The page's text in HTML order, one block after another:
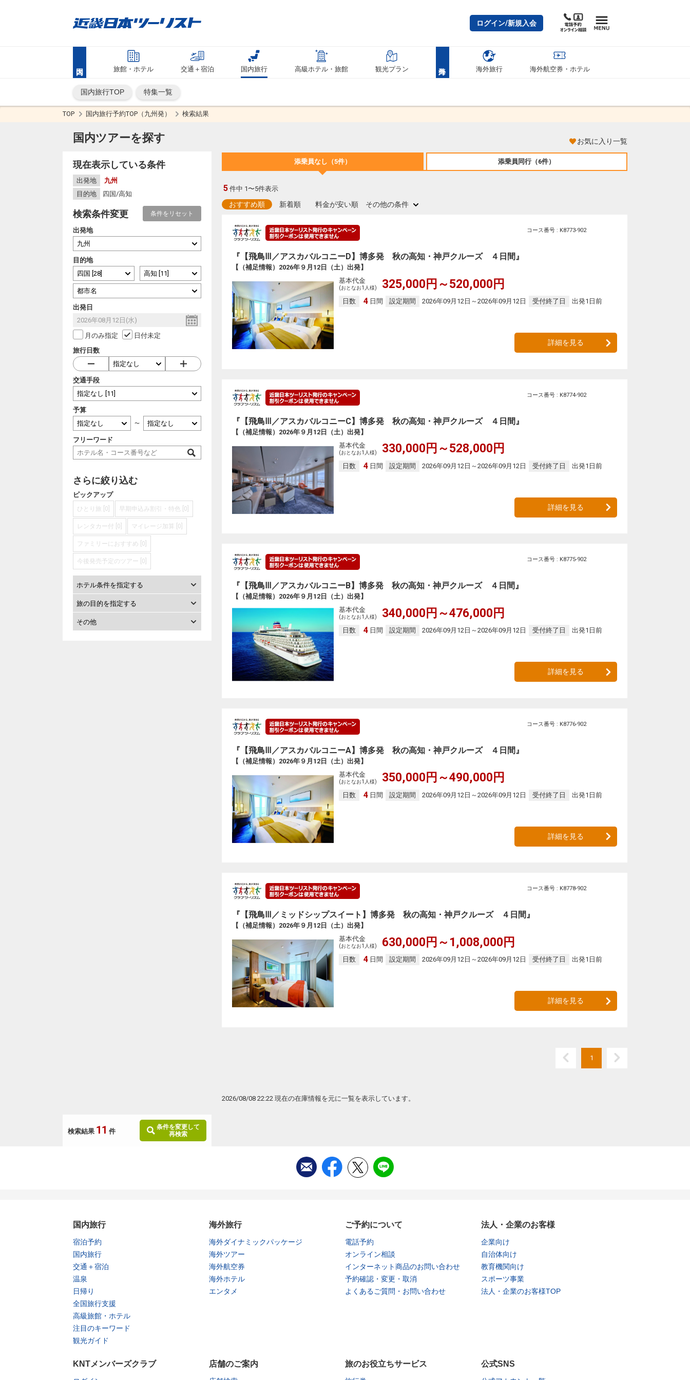
ログイン/新規入会
旅館・ホテル 交通＋宿泊 国内旅行 高級ホテル・旅館 観光プラン 海外旅行 海外航空券・ホテル
国内旅行TOP 特集一覧
TOP 国内旅行予約TOP（九州発） 検索結果
国内ツアーを探す
現在表示している条件
出発地
九州
目的地
四国/高知
検索条件変更 条件をリセット
出発地
目的地
出発日
月のみ指定
日付未定
旅行日数
交通手段
予算
〜
フリーワード
さらに絞り込む
ピックアップ
ひとり旅 [0] 早期申込み割引・特色 [0]
レンタカー付 [0] マイレージ加算 [0]
ファミリーにおすすめ [0]
今後発売予定のツアー [0]
ホテル条件を指定する
旅の目的を指定する
その他
検索結果 11 件
条件を変更して
再検索
お気に入り一覧
添乗員なし （5件） 添乗員同行 （6件）
5 件中 1〜5件表示
おすすめ順 新着順 料金が安い順
コース番号 : K8773-902
『【飛鳥Ⅲ／アスカバルコニーD】博多発 秋の高知・神戸クルーズ ４日間』
【（補足情報）2026年９月12日（土）出発】
基本代金
(おとなお1人様) 325,000円～520,000円
日数 4 日間 設定期間 2026年09月12日～2026年09月12日 受付終了日 出発1日前
詳細を見る
コース番号 : K8774-902
『【飛鳥Ⅲ／アスカバルコニーC】博多発 秋の高知・神戸クルーズ ４日間』
【（補足情報）2026年９月12日（土）出発】
基本代金
(おとなお1人様) 330,000円～528,000円
日数 4 日間 設定期間 2026年09月12日～2026年09月12日 受付終了日 出発1日前
詳細を見る
コース番号 : K8775-902
『【飛鳥Ⅲ／アスカバルコニーB】博多発 秋の高知・神戸クルーズ ４日間』
【（補足情報）2026年９月12日（土）出発】
基本代金
(おとなお1人様) 340,000円～476,000円
日数 4 日間 設定期間 2026年09月12日～2026年09月12日 受付終了日 出発1日前
詳細を見る
コース番号 : K8776-902
『【飛鳥Ⅲ／アスカバルコニーA】博多発 秋の高知・神戸クルーズ ４日間』
【（補足情報）2026年９月12日（土）出発】
基本代金
(おとなお1人様) 350,000円～490,000円
日数 4 日間 設定期間 2026年09月12日～2026年09月12日 受付終了日 出発1日前
詳細を見る
コース番号 : K8778-902
『【飛鳥Ⅲ／ミッドシップスイート】博多発 秋の高知・神戸クルーズ ４日間』
【（補足情報）2026年９月12日（土）出発】
基本代金
(おとなお1人様) 630,000円～1,008,000円
日数 4 日間 設定期間 2026年09月12日～2026年09月12日 受付終了日 出発1日前
詳細を見る
1
2026/08/08 22:22 現在の在庫情報を元に一覧を表示しています。
国内旅行
宿泊予約
国内旅行
交通＋宿泊
温泉
日帰り
全国旅行支援
高級旅館・ホテル
注目のキーワード
観光ガイド
海外旅行
海外ダイナミックパッケージ
海外ツアー
海外航空券
海外ホテル
エンタメ
ご予約について
電話予約
オンライン相談
インターネット商品のお問い合わせ
予約確認・変更・取消
よくあるご質問・お問い合わせ
法人・企業のお客様
企業向け
自治体向け
教育機関向け
スポーツ事業
法人・企業のお客様TOP
KNTメンバーズクラブ 店舗のご案内 旅のお役立ちサービス 公式SNS